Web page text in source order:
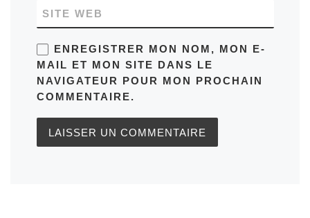
SITE WEB
ENREGISTRER MON NOM, MON E-
MAIL ET MON SITE DANS LE
NAVIGATEUR POUR MON PROCHAIN
COMMENTAIRE.